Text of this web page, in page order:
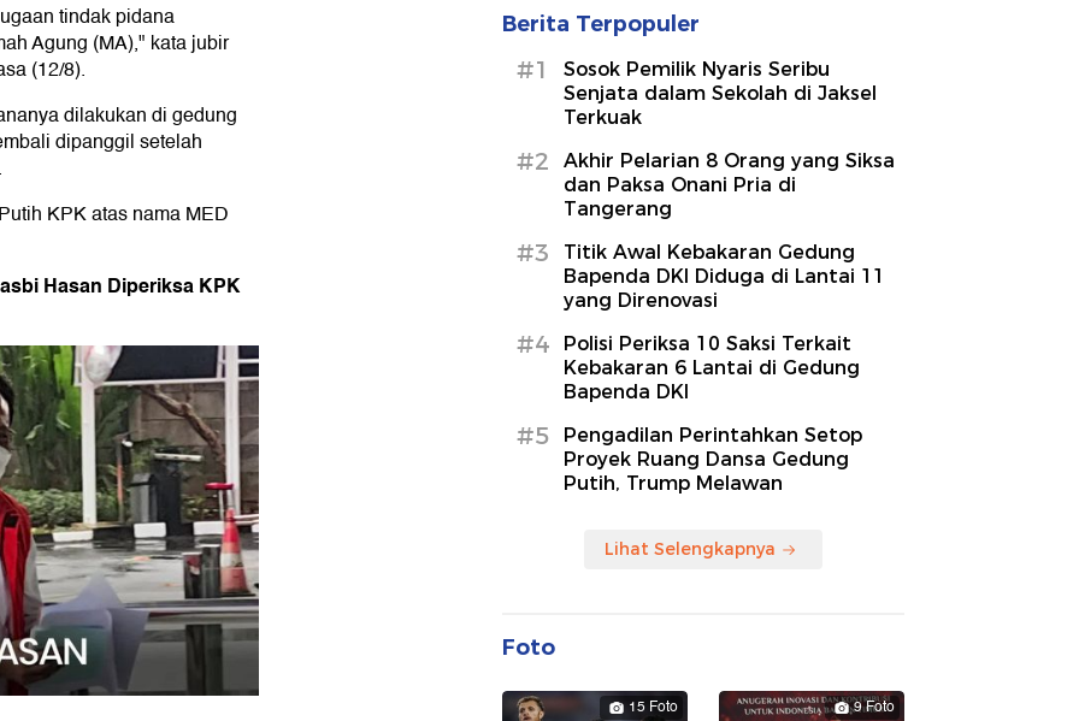
tindak pidana
Agung (MA)," kata jubir
(12/8).
dilakukan di gedung
dipanggil setelah
KPK atas nama MED
Hasan Diperiksa KPK
Berita Terpopuler
#1
Sosok Pemilik Nyaris Seribu
Senjata dalam Sekolah di Jaksel
Terkuak
#2
Akhir Pelarian 8 Orang yang Siksa
dan Paksa Onani Pria di
Tangerang
#3
Titik Awal Kebakaran Gedung
Bapenda DKI Diduga di Lantai 11
yang Direnovasi
#4
Polisi Periksa 10 Saksi Terkait
Kebakaran 6 Lantai di Gedung
Bapenda DKI
#5
Pengadilan Perintahkan Setop
Proyek Ruang Dansa Gedung
Putih, Trump Melawan
Lihat Selengkapnya
Foto
15 Foto 9 Foto